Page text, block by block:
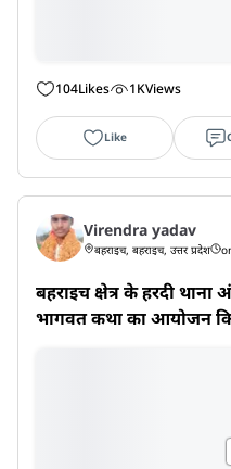
104Likes 1KViews
Like
Virendra yadav
बहराइच, बहराइच, उत्तर प्रदेश
बहराइच क्षेत्र के हरदी थाना
भागवत कथा का आयोजन